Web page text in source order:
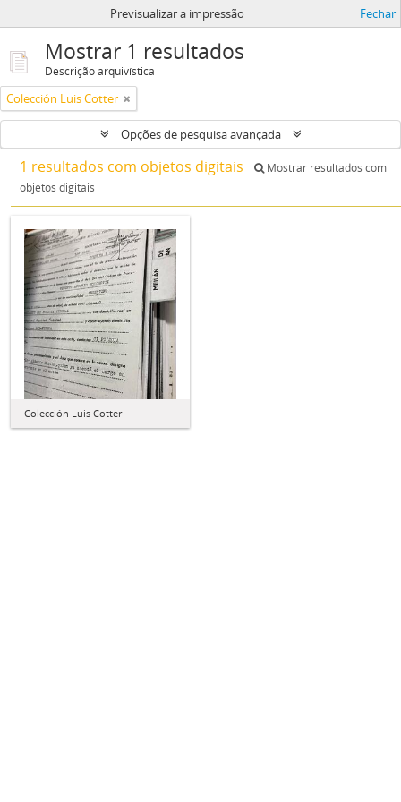
Previsualizar a impressão Fechar
Mostrar 1 resultados
Descrição arquivística
Colección Luis Cotter
Opções de pesquisa avançada
1 resultados com objetos digitais
Mostrar resultados com
objetos digitais
Colección Luis Cotter